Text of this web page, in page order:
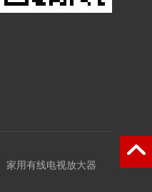
家用有线电视放大器